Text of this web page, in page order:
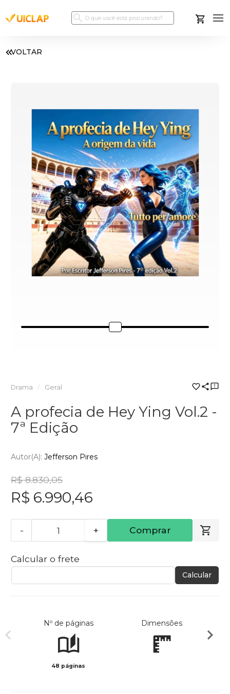
VOLTAR
Drama Geral
A profecia de Hey Ying Vol.2 -
7ª Edição
Autor(a): Jefferson Pires
R$ 8.830,05
R$ 6.990,46
- + Comprar
Calcular o frete
Calcular
Nº de páginas
48 páginas
Dimensões